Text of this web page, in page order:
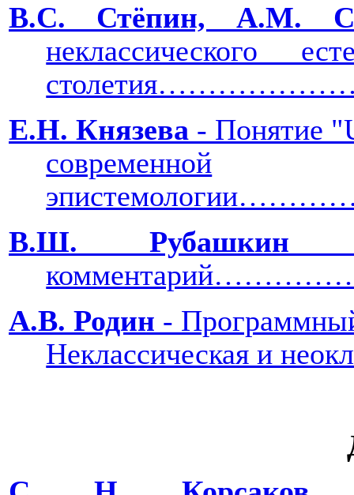
В.С. Стёпин, А.М.
неклассического
Е.Н. Князева - Понятие "
современной
В.Ш.
А.В. Родин -
Неклассическая и